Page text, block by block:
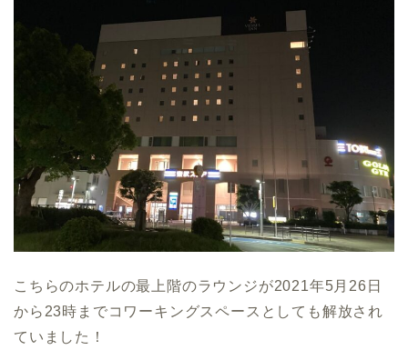
こちらのホテルの最上階のラウンジが2021年5月26日
から23時までコワーキングスペースとしても解放され
ていました！